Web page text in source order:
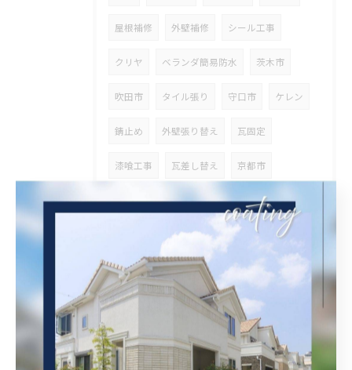
屋根補修 外壁補修 シール工事
クリヤ ベランダ簡易防水 茨木市
吹田市 タイル張り 守口市 ケレン
錆止め 外壁張り替え 瓦固定
漆喰工事 瓦差し替え 京都市
ブロック工事 高圧洗浄 解体 営業
ウッドデッキ塗装 斜熱塗装
鉄骨塗装 タスペーサー 高石市
ベランダ防水 兵庫県 その他塗装
オイルステン 大阪府 外壁斜熱塗装